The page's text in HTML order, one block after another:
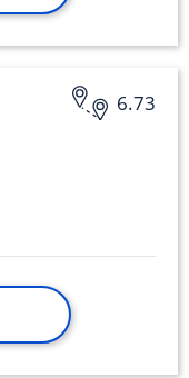
6.73